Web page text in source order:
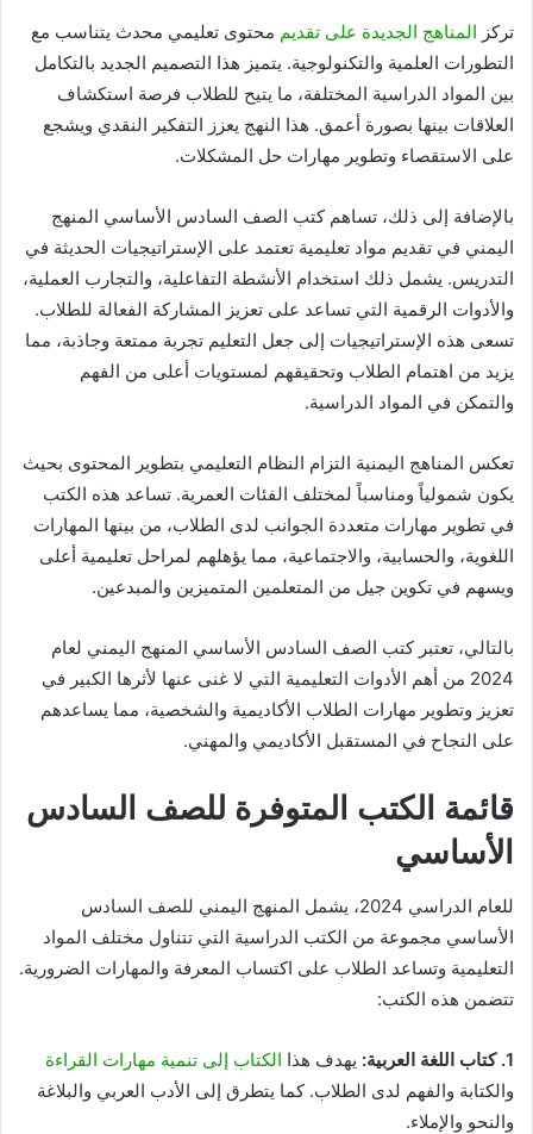
تركز المناهج الجديدة على تقديم محتوى تعليمي محدث يتناسب مع
التطورات العلمية والتكنولوجية. يتميز هذا التصميم الجديد بالتكامل
بين المواد الدراسية المختلفة، ما يتيح للطلاب فرصة استكشاف
العلاقات بينها بصورة أعمق. هذا النهج يعزز التفكير النقدي ويشجع
على الاستقصاء وتطوير مهارات حل المشكلات.
بالإضافة إلى ذلك، تساهم كتب الصف السادس الأساسي المنهج
اليمني في تقديم مواد تعليمية تعتمد على الإستراتيجيات الحديثة في
التدريس. يشمل ذلك استخدام الأنشطة التفاعلية، والتجارب العملية،
والأدوات الرقمية التي تساعد على تعزيز المشاركة الفعالة للطلاب.
تسعى هذه الإستراتيجيات إلى جعل التعليم تجربة ممتعة وجاذبة، مما
يزيد من اهتمام الطلاب وتحقيقهم لمستويات أعلى من الفهم
والتمكن في المواد الدراسية.
تعكس المناهج اليمنية التزام النظام التعليمي بتطوير المحتوى بحيث
يكون شمولياً ومناسباً لمختلف الفئات العمرية. تساعد هذه الكتب
في تطوير مهارات متعددة الجوانب لدى الطلاب، من بينها المهارات
اللغوية، والحسابية، والاجتماعية، مما يؤهلهم لمراحل تعليمية أعلى
ويسهم في تكوين جيل من المتعلمين المتميزين والمبدعين.
بالتالي، تعتبر كتب الصف السادس الأساسي المنهج اليمني لعام
2024 من أهم الأدوات التعليمية التي لا غنى عنها لأثرها الكبير في
تعزيز وتطوير مهارات الطلاب الأكاديمية والشخصية، مما يساعدهم
على النجاح في المستقبل الأكاديمي والمهني.
قائمة الكتب المتوفرة للصف السادس
الأساسي
للعام الدراسي 2024، يشمل المنهج اليمني للصف السادس
الأساسي مجموعة من الكتب الدراسية التي تتناول مختلف المواد
التعليمية وتساعد الطلاب على اكتساب المعرفة والمهارات الضرورية.
تتضمن هذه الكتب:
1. كتاب اللغة العربية: يهدف هذا الكتاب إلى تنمية مهارات القراءة
والكتابة والفهم لدى الطلاب. كما يتطرق إلى الأدب العربي والبلاغة
والنحو والإملاء.